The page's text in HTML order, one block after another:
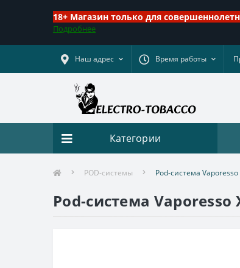
18+ Магазин только для
Подробнее
Наш адрес Время работы
Категории
POD-системы Pod-система
Pod-система